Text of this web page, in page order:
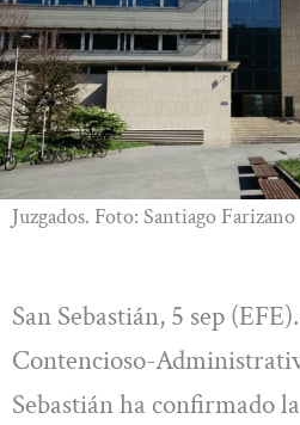
Juzgados. Foto: Santiago Farizano
San Sebastián, 5 sep
Contencioso-
Sebastián ha confirmado